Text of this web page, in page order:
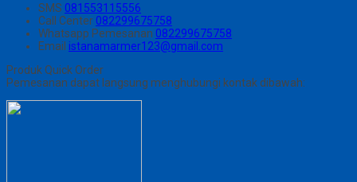
SMS 081553115556
Call Center 082299675758
Whatsapp Pemesanan 082299675758
Email istanamarmer123@gmail.com
Produk Quick Order
Pemesanan dapat langsung menghubungi kontak dibawah: